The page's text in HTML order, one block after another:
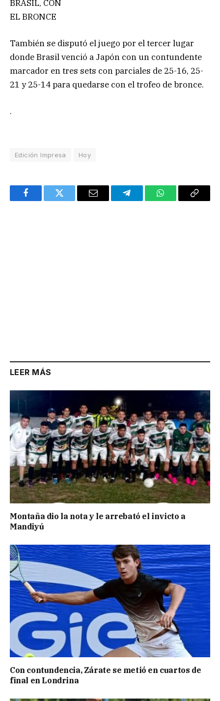
BRASIL, CON
EL BRONCE
También se disputó el juego por el tercer lugar
donde Brasil venció a Japón con un contundente
marcador en tres sets con parciales de 25-16, 25-
21 y 25-14 para quedarse con el trofeo de bronce.
.
Edición Impresa Hoy
FacebookTwitter Email TelegramWhatsAppCopy
LEER MÁS
Montaña dio la nota y le arrebató el invicto a
Mandiyú
Con contundencia, Zárate se metió en cuartos de
final en Londrina